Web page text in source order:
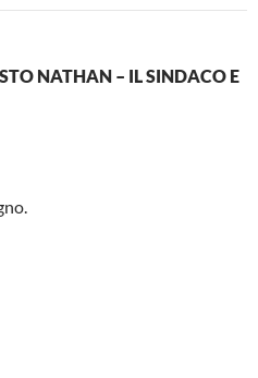
NATHAN – IL SINDACO E